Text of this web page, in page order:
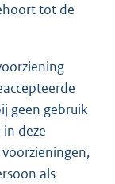
tot de
geen gebruik
deze
als